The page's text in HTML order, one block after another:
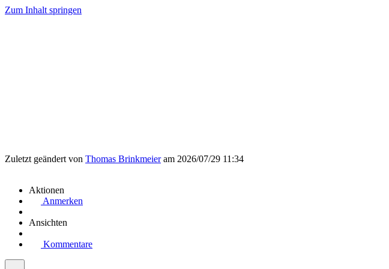
Zum Inhalt springen
Zuletzt geändert von Thomas Brinkmeieram 2026/07/29 11:34
Aktionen
Anmerken
Ansichten
Kommentare